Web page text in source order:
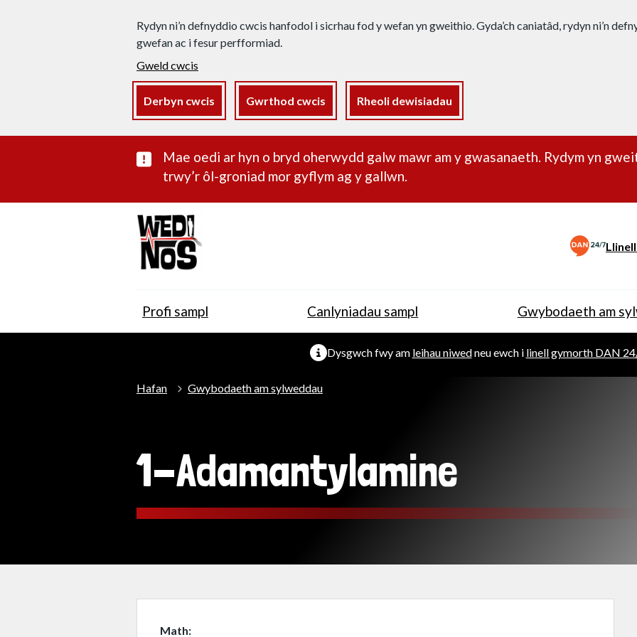
Rydyn ni’n defnyddio cwcis hanfodol i sicrhau fod y wefan yn gweithio. Gyda’ch caniatâd, rydyn ni’n
gwefan ac i fesur perfformiad.
Gweld cwcis
Derbyn cwcis Gwrthod cwcis Rheoli dewisiadau
Rhybudd sylwedd pwysig
Mae oedi ar hyn o bryd oherwydd galw mawr am y gwasanaeth. Rydym yn
trwy’r ôl-groniad mor gyflym ag y gallwn.
Profi sampl Canlyniadau sampl Gwybodaeth am
Dysgwch fwy am leihau niwedneu ewch i linell gymorth DAN
Hafan Gwybodaeth am sylweddau
1-Adamantylamine
Math